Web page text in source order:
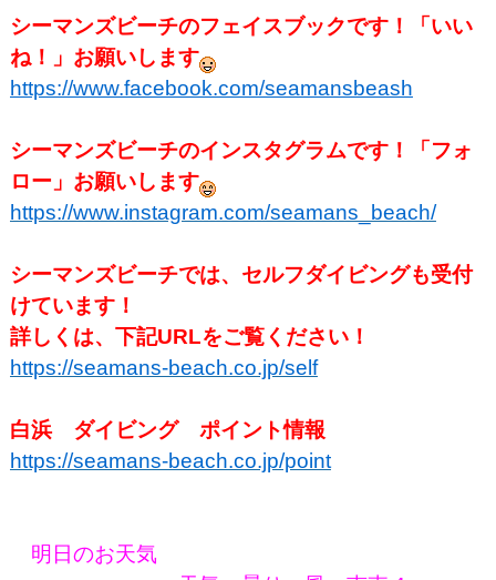
シーマンズビーチのフェイスブックです！
「いい
ね！」お願いします
https://www.facebook.com/seamansbeash
シーマンズビーチのインスタグラムです！「フォ
ロー」お願いします
https://www.instagram.com/seamans_beach/
シーマンズビーチでは、セルフダイビングも受付
けています！
詳しくは、下記URLをご覧ください！
https://seamans-beach.co.jp/self
白浜 ダイビング ポイント情報
https://seamans-beach.co.jp/point
明日のお天気